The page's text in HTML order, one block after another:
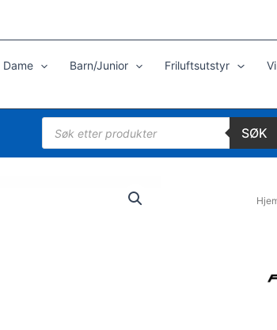
Dame Barn/Junior Friluftsutstyr
Products
search
SØK